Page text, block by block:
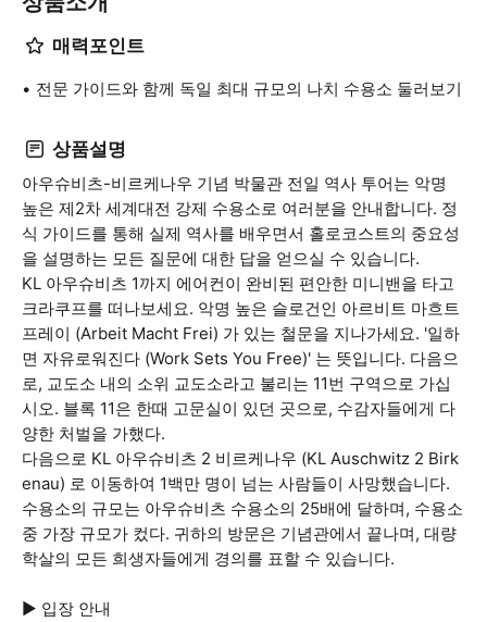
매력포인트
전문 가이드와 함께 독일 최대 규모의 나치 수용소 둘러보기
상품설명
아우슈비츠-비르케나우 기념 박물관 전일 역사 투어는 악명
높은 제2차 세계대전 강제 수용소로 여러분을 안내합니다. 정
식 가이드를 통해 실제 역사를 배우면서 홀로코스트의 중요성
을 설명하는 모든 질문에 대한 답을 얻으실 수 있습니다.
KL 아우슈비츠 1까지 에어컨이 완비된 편안한 미니밴을 타고
크라쿠프를 떠나보세요. 악명 높은 슬로건인 아르비트 마흐트
프레이 (Arbeit Macht Frei) 가 있는 철문을 지나가세요. '일하
면 자유로워진다 (Work Sets You Free)' 는 뜻입니다. 다음으
로, 교도소 내의 소위 교도소라고 불리는 11번 구역으로 가십
시오. 블록 11은 한때 고문실이 있던 곳으로, 수감자들에게 다
양한 처벌을 가했다.
다음으로 KL 아우슈비츠 2 비르케나우 (KL Auschwitz 2 Birk
enau) 로 이동하여 1백만 명이 넘는 사람들이 사망했습니다.
수용소의 규모는 아우슈비츠 수용소의 25배에 달하며, 수용소
중 가장 규모가 컸다. 귀하의 방문은 기념관에서 끝나며, 대량
학살의 모든 희생자들에게 경의를 표할 수 있습니다.
▶ 입장 안내